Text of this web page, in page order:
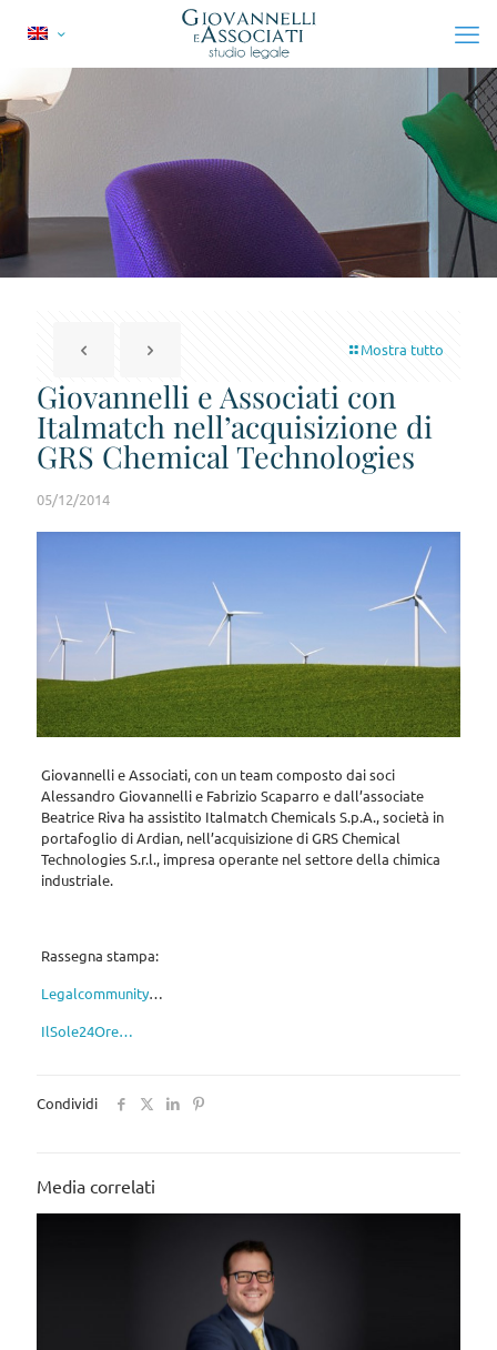
Mostra tutto
Giovannelli e Associati con
Italmatch nell’acquisizione di
GRS Chemical Technologies
05/12/2014
Giovannelli e Associati, con un team composto dai soci
Alessandro Giovannelli e Fabrizio Scaparro e dall’associate
Beatrice Riva ha assistito Italmatch Chemicals S.p.A., società in
portafoglio di Ardian, nell’acquisizione di GRS Chemical
Technologies S.r.l., impresa operante nel settore della chimica
industriale.
Rassegna stampa:
Legalcommunity…
IlSole24Ore…
Condividi
Media correlati